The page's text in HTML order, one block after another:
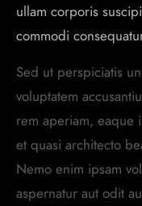
ullam corporis
commodi
Sed ut perspiciatis
voluptatem
rem aperiam, eaque
et quasi architecto
Nemo enim ipsam
aspernatur aut odit